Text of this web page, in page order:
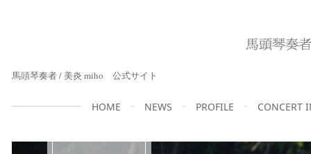
馬頭琴奏者 / 美炎 miho 公式サイト
HOME NEWS PROFILE CONCERT